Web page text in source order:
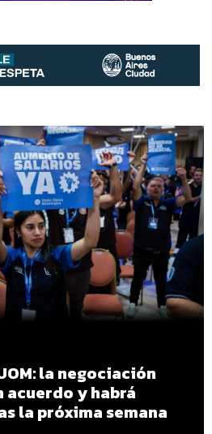
la negociación
y habrá
la próxima semana